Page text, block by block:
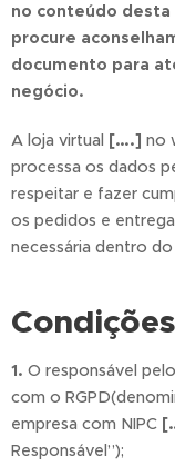
no conteúdo desta
procure
documento para
negócio.
A loja virtual [….] no
processa os dados
respeitar e fazer
os pedidos e
necessária dentro
1. O responsável
com o
empresa com NIPC
Responsável”);